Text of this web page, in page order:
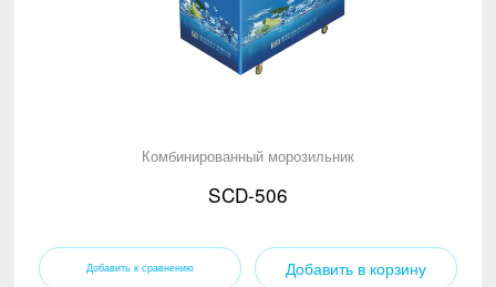
Комбинированный морозильник
SCD-506
Добавить в корзину